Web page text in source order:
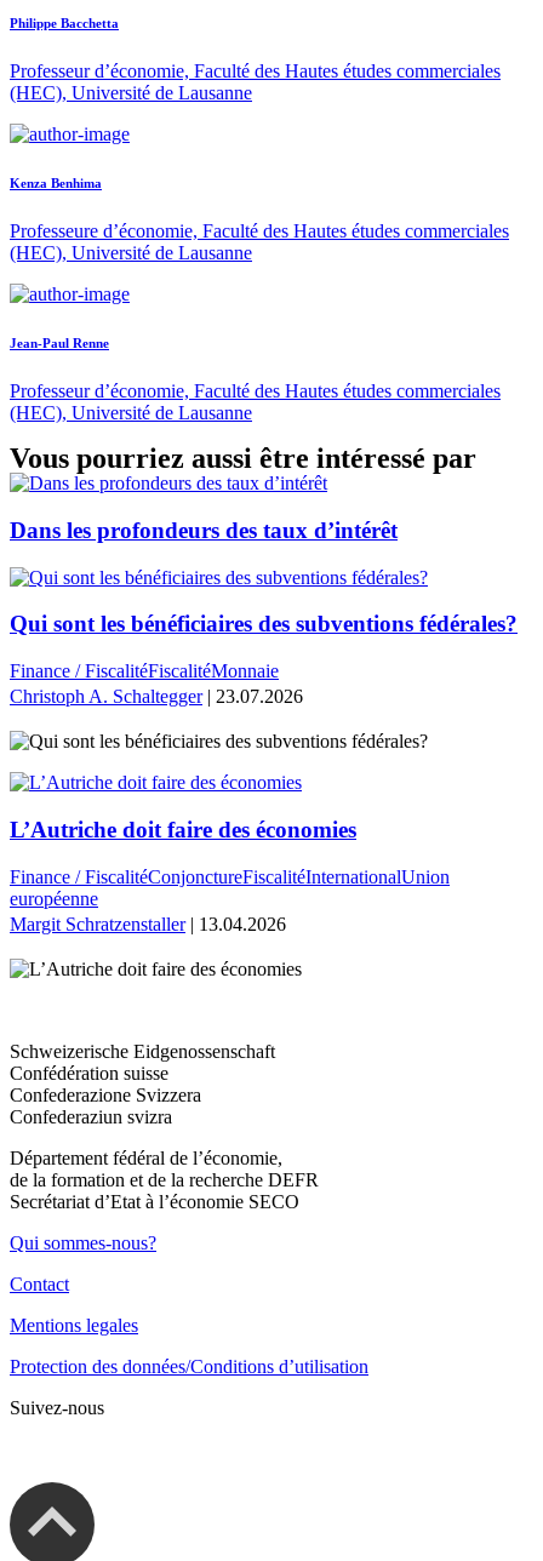
Philippe Bacchetta
Professeur d’économie, Faculté des Hautes études commerciales
(HEC), Université de Lausanne
Kenza Benhima
Professeure d’économie, Faculté des Hautes études commerciales
(HEC), Université de Lausanne
Jean-Paul Renne
Professeur d’économie, Faculté des Hautes études commerciales
(HEC), Université de Lausanne
Vous pourriez aussi être intéressé par
Dans les profondeurs des taux d’intérêt
Qui sont les bénéficiaires des subventions fédérales?
Finance / FiscalitéFiscalitéMonnaie
Christoph A. Schaltegger| 23.07.2026
L’Autriche doit faire des économies
Finance / FiscalitéConjonctureFiscalitéInternationalUnion
européenne
Margit Schratzenstaller| 13.04.2026
Schweizerische Eidgenossenschaft
Confédération suisse
Confederazione Svizzera
Confederaziun svizra
Département fédéral de l’économie,
de la formation et de la recherche DEFR
Secrétariat d’Etat à l’économie SECO
Qui sommes-nous?
Contact
Mentions legales
Protection des données/Conditions d’utilisation
Suivez-nous